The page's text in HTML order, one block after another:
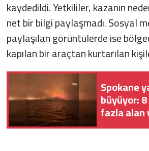
kaydedildi. Yetkililer, kazanın
net bir bilgi paylaşmadı. Sosyal
paylaşılan görüntülerde ise
kapılan bir araçtan kurtarılan
Spokane
büyüyor:
fazla alan